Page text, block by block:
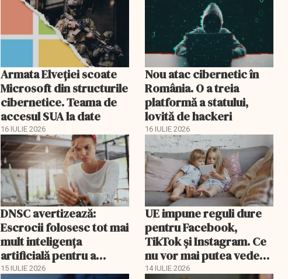
Armata Elveției scoate
Microsoft din structurile
cibernetice. Teama de
accesul SUA la date
16 IULIE 2026
Nou atac cibernetic în
România. O a treia
platformă a statului,
lovită de hackeri
16 IULIE 2026
DNSC avertizează:
Escrocii folosesc tot mai
mult inteligența
artificială pentru a
păcăli victimele
15 IULIE 2026
UE impune reguli dure
pentru Facebook,
TikTok și Instagram. Ce
nu vor mai putea vedea
minorii
14 IULIE 2026